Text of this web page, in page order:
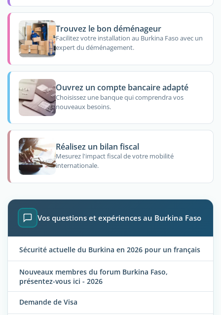
Trouvez le bon déménageur
Facilitez votre installation au Burkina Faso avec un
expert du déménagement.
Ouvrez un compte bancaire adapté
Choisissez une banque qui comprendra vos
nouveaux besoins.
Réalisez un bilan fiscal
Mesurez l'impact fiscal de votre mobilité
internationale.
Vos questions et expériences au Burkina Faso
Sécurité actuelle du Burkina en 2026 pour un français
Nouveaux membres du forum Burkina Faso,
présentez-vous ici - 2026
Demande de Visa